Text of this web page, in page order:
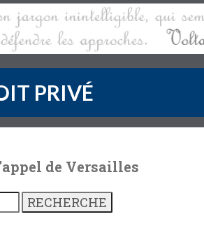
PRIVÉ
de Versailles